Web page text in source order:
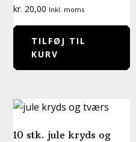
kr. 20,00 Inkl. moms
TILFØJ TIL
KURV
10 stk. jule kryds og